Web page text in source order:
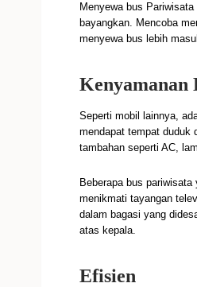
Menyewa bus
bayangkan. Mencoba
menyewa bus lebih
Kenyamanan
Seperti mobil lainnya,
mendapat tempat duduk
tambahan seperti AC,
Beberapa bus
menikmati tayangan
dalam bagasi yang
atas kepala.
Efisien